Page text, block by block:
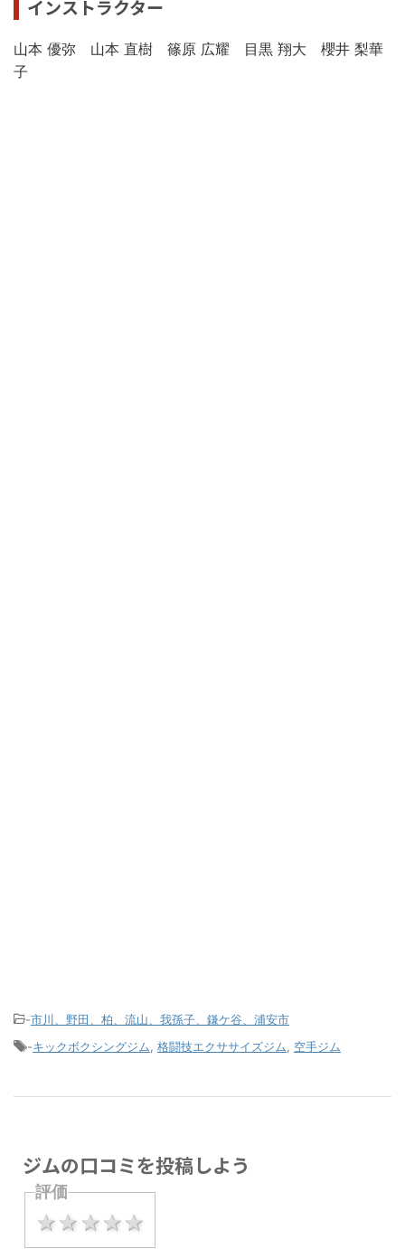
インストラクター
山本 優弥 山本 直樹 篠原 広耀 目黒 翔大 櫻井 梨華
子
-市川、野田、柏、流山、我孫子、鎌ケ谷、浦安市
-キックボクシングジム 格闘技エクササイズジム 空手ジム
ジムの口コミを投稿しよう
評価
4 stars
3 stars
2 stars
1 star